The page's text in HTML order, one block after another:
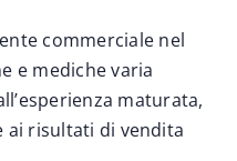
commerciale nel
e mediche varia
maturata,
ai risultati di vendita